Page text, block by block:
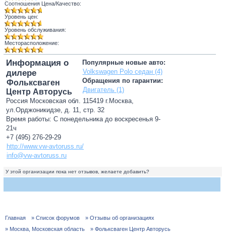
Соотношения Цена/Качество:
Уровень цен:
Уровень обслуживания:
Месторасположение:
Популярные новые авто:
Volkswagen Polo седан (4)
Обращения по гарантии:
Двигатель (1)
Информация о
дилере
Фольксваген
Центр Авторусь
Россия Московская обл. 115419 г.Москва,
ул.Орджоникидзе, д. 11, стр. 32
Время работы: С понедельника до воскресенья 9-
21ч
+7 (495) 276-29-29
http://www.vw-avtoruss.ru/
info@vw-avtoruss.ru
У этой организации пока нет отзывов, желаете добавить?
Главная » Список форумов
» Отзывы об организациях
» Москва, Московская область
» Фольксваген Центр Авторусь